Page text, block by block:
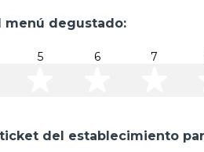
menú degustado:
5 6 7
del establecimiento